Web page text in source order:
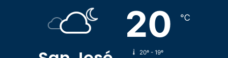
20 ℃
20º - 19º